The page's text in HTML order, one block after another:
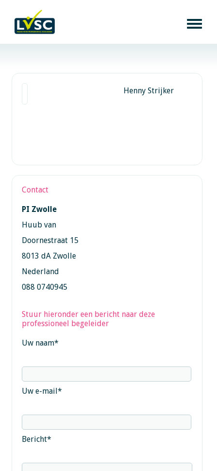
Henny Strijker
Contact
PI Zwolle
Huub van
Doornestraat 15
8013 dA Zwolle
Nederland
088 0740945
Stuur hieronder een bericht naar deze
professioneel begeleider
Uw naam*
Uw e-mail*
Bericht*